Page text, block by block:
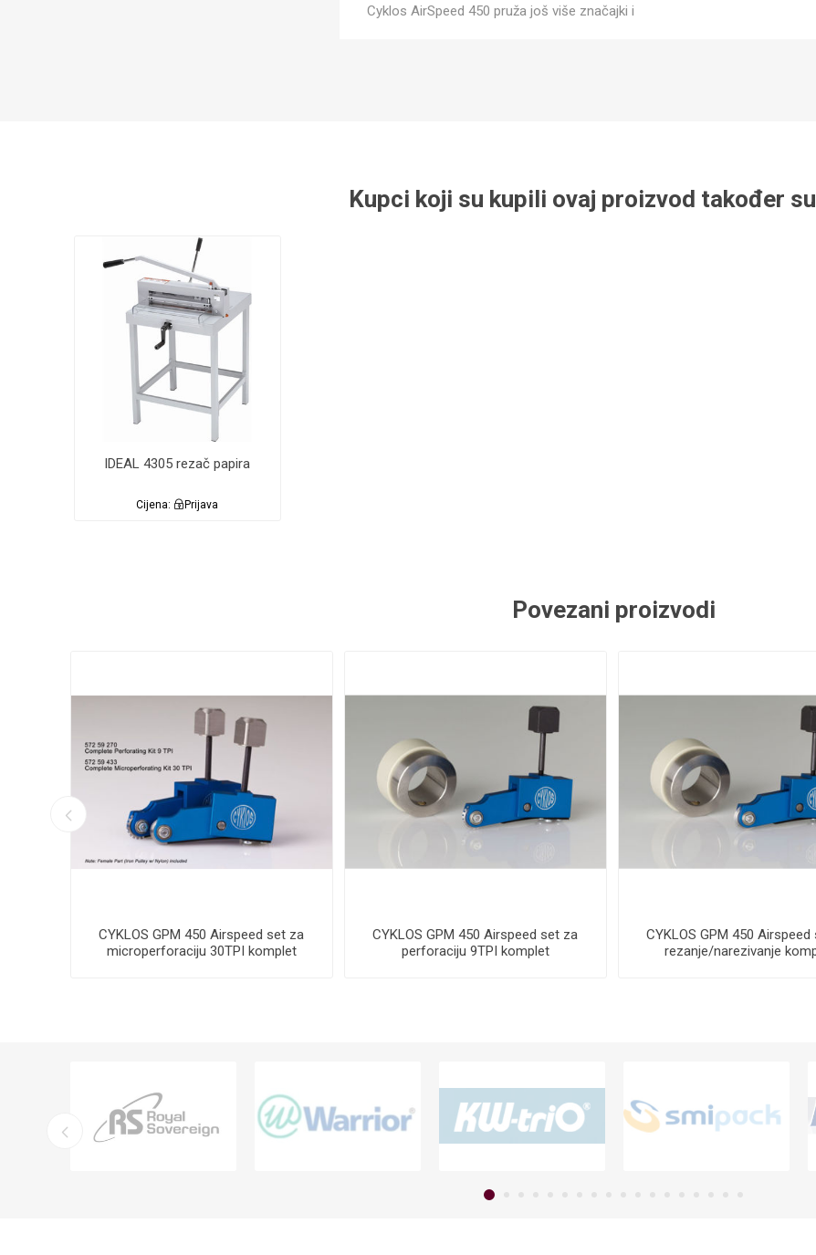
Cyklos AirSpeed 450 pruža još više značajki i
Kupci koji su kupili ovaj proizvod također
IDEAL 4305 rezač papira
Cijena: Prijava
Povezani proizvodi
CYKLOS GPM 450 Airspeed set za
microperforaciju 30TPI komplet
CYKLOS GPM 450 Airspeed set za
perforaciju 9TPI komplet
CYKLOS GPM 450
rezanje/narezivanje